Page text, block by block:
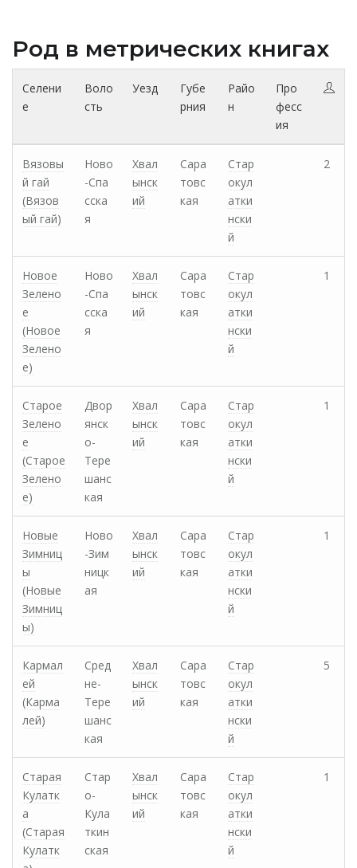
Род в метрических книгах
Селени
е
Воло
сть
Уезд
Губе
рния
Райо
н
Про
фесс
ия
Вязовы
й гай
(Вязов
ый гай)
Ново
-Спа
сска
я
Хвал
ынск
ий
Сара
товс
кая
Стар
окул
атки
нски
й
2
Новое
Зелено
е
(Новое
Зелено
е)
Ново
-Спа
сска
я
Хвал
ынск
ий
Сара
товс
кая
Стар
окул
атки
нски
й
1
Старое
Зелено
е
(Старое
Зелено
е)
Двор
янск
о-
Тере
шанс
кая
Хвал
ынск
ий
Сара
товс
кая
Стар
окул
атки
нски
й
1
Новые
Зимниц
ы
(Новые
Зимниц
ы)
Ново
-Зим
ницк
ая
Хвал
ынск
ий
Сара
товс
кая
Стар
окул
атки
нски
й
1
Кармал
ей
(Карма
лей)
Сред
не-
Тере
шанс
кая
Хвал
ынск
ий
Сара
товс
кая
Стар
окул
атки
нски
й
5
Старая
Кулатк
а
(Старая
Кулатк
Стар
о-
Кула
ткин
ская
Хвал
ынск
ий
Сара
товс
кая
Стар
окул
атки
нски
й
1